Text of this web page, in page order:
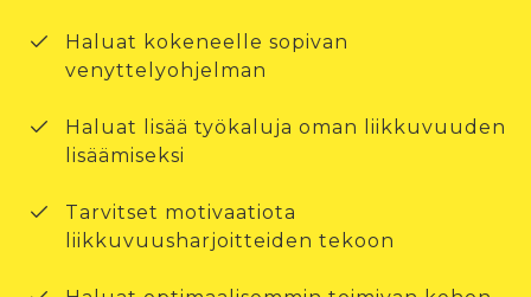
Haluat kokeneelle sopivan
venyttelyohjelman
Haluat lisää työkaluja oman liikkuvuuden
lisäämiseksi
Tarvitset motivaatiota
liikkuvuusharjoitteiden tekoon